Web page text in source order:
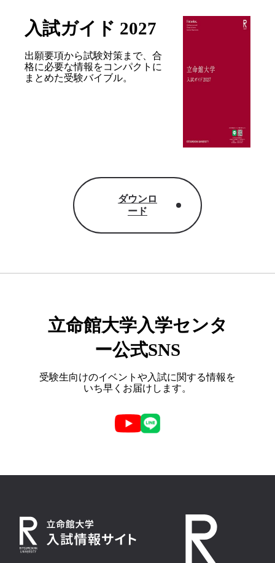
入試ガイド 2027
出願要項から試験対策まで、合
格に必要な情報をコンパクトに
まとめた受験バイブル。
ダウンロ
ード
立命館大学入学センタ
ー公式SNS
受験生向けのイベントや入試に関する情報を
いち早くお届けします。